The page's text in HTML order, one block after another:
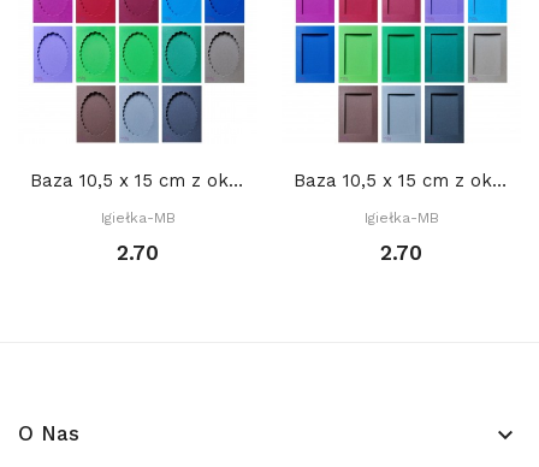
Baza 10,5 x 15 cm z okienkiem 8 x 11 cm OWAL...
Igiełka-MB
2.70
Baza 10,5 x 15 cm z okienkiem 7 x 10,5 cm...
Igiełka-MB
2.70
O Nas keyboard_arrow_down